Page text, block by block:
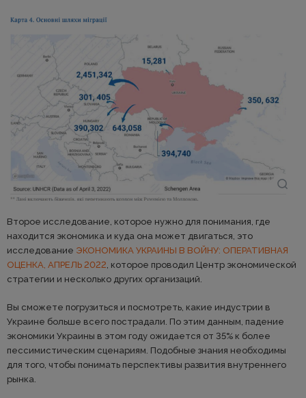
Второе исследование, которое нужно для понимания, где
находится экономика и куда она может двигаться, это
исследование ЭКОНОМИКА УКРАИНЫ В ВОЙНУ: ОПЕРАТИВНАЯ
ОЦЕНКА, АПРЕЛЬ 2022, которое проводил Центр экономической
стратегии и несколько других организаций.
Вы сможете погрузиться и посмотреть, какие индустрии в
Украине больше всего пострадали. По этим данным, падение
экономики Украины в этом году ожидается от 35% к более
пессимистическим сценариям. Подобные знания необходимы
для того, чтобы понимать перспективы развития внутреннего
рынка.